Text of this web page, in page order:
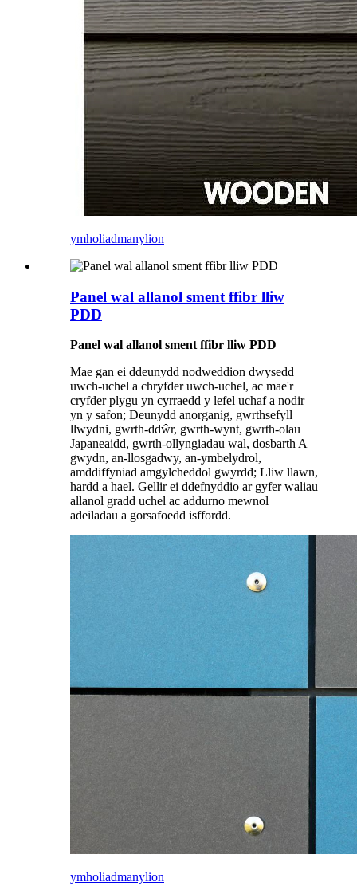
ymholiadmanylion
Panel wal allanol sment ffibr lliw
PDD
Panel wal allanol sment ffibr lliw PDD
Mae gan ei ddeunydd nodweddion dwysedd
uwch-uchel a chryfder uwch-uchel, ac mae'r
cryfder plygu yn cyrraedd y lefel uchaf a nodir
yn y safon; Deunydd anorganig, gwrthsefyll
llwydni, gwrth-ddŵr, gwrth-wynt, gwrth-olau
Japaneaidd, gwrth-ollyngiadau wal, dosbarth A
gwydn, an-llosgadwy, an-ymbelydrol,
amddiffyniad amgylcheddol gwyrdd; Lliw llawn,
hardd a hael. Gellir ei ddefnyddio ar gyfer waliau
allanol gradd uchel ac addurno mewnol
adeiladau a gorsafoedd isffordd.
ymholiadmanylion